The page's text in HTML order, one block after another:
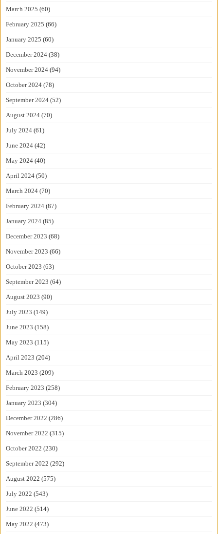
March 2025 (60)
February 2025 (66)
January 2025 (60)
December 2024 (38)
November 2024 (94)
October 2024 (78)
September 2024 (52)
August 2024 (70)
July 2024 (61)
June 2024 (42)
May 2024 (40)
April 2024 (50)
March 2024 (70)
February 2024 (87)
January 2024 (85)
December 2023 (68)
November 2023 (66)
October 2023 (63)
September 2023 (64)
August 2023 (90)
July 2023 (149)
June 2023 (158)
May 2023 (115)
April 2023 (204)
March 2023 (209)
February 2023 (258)
January 2023 (304)
December 2022 (286)
November 2022 (315)
October 2022 (230)
September 2022 (292)
August 2022 (575)
July 2022 (543)
June 2022 (514)
May 2022 (473)